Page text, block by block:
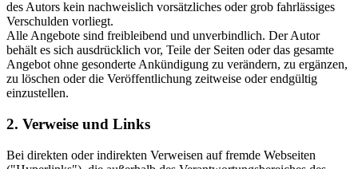
des Autors kein nachweislich vorsätzliches oder grob fahrlässiges
Verschulden vorliegt.
Alle Angebote sind freibleibend und unverbindlich. Der Autor
behält es sich ausdrücklich vor, Teile der Seiten oder das gesamte
Angebot ohne gesonderte Ankündigung zu verändern, zu ergänzen,
zu löschen oder die Veröffentlichung zeitweise oder endgültig
einzustellen.
2. Verweise und Links
Bei direkten oder indirekten Verweisen auf fremde Webseiten